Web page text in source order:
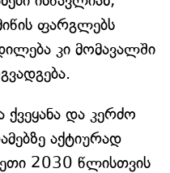
ფარგლებს
კი მომავალში
და კერძო
აქტიურად
2030 წლისთვის